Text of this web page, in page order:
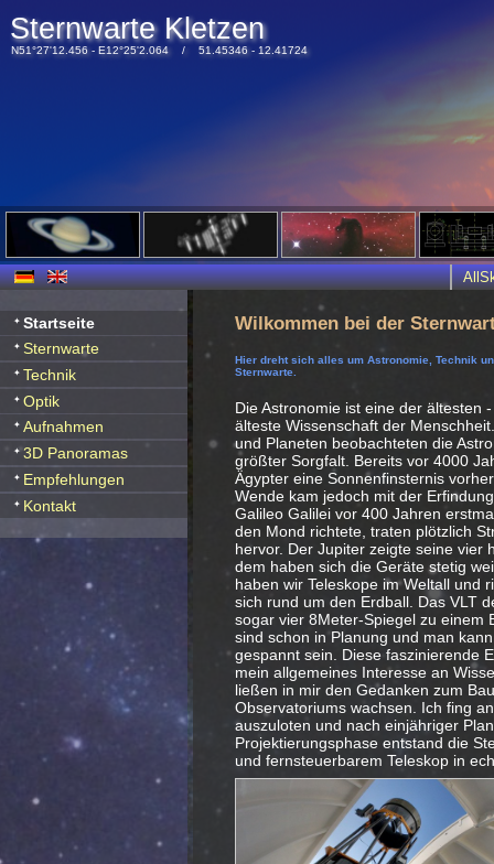
Sternwarte Kletzen
N51°27'12.456 - E12°25'2.064 / 51.45346 - 12.41724
Startseite
Sternwarte
Technik
Optik
Aufnahmen
3D Panoramas
Empfehlungen
Kontakt
Wilkommen bei der
Hier dreht sich alles um Astronomie, Technik
Sternwarte.
Die Astronomie ist eine der ältesten
älteste Wissenschaft der
und Planeten beobachteten die
größter Sorgfalt. Bereits vor 4000
Ägypter eine Sonnenfinsternis
Wende kam jedoch mit der
Galileo Galilei vor 400 Jahren
den Mond richtete, traten plötzlich
hervor. Der Jupiter zeigte seine vier
dem haben sich die Geräte stetig
haben wir Teleskope im Weltall und
sich rund um den Erdball. Das VLT
sogar vier 8Meter-Spiegel zu einem
sind schon in Planung und man
gespannt sein. Diese faszinierende
mein allgemeines Interesse an
ließen in mir den Gedanken zum
Observatoriums wachsen. Ich fing
auszuloten und nach einjähriger
Projektierungsphase entstand die
und fernsteuerbarem Teleskop in